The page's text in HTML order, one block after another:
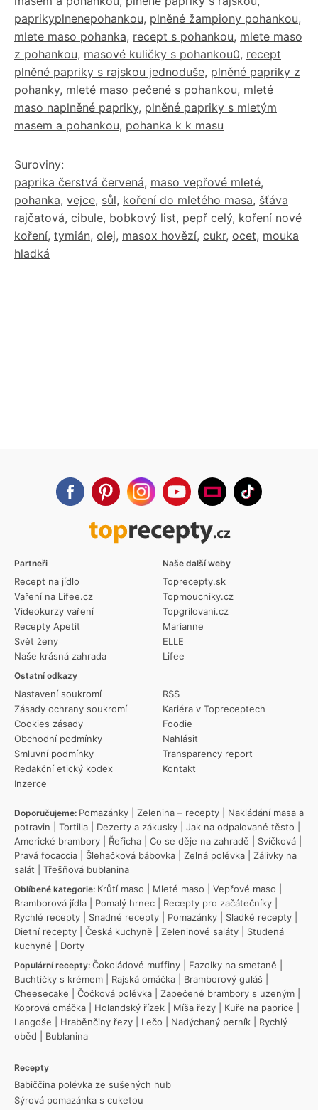
paprikyplnenepohankou, plněné žampiony pohankou,
mlete maso pohanka, recept s pohankou, mlete maso
z pohankou, masové kuličky s pohankou0, recept
plněné papriky s rajskou jednoduše, plněné papriky z
pohanky, mleté maso pečené s pohankou, mleté
maso naplněné papriky, plněné papriky s mletým
masem a pohankou, pohanka k k masu
Suroviny:
paprika čerstvá červená, maso vepřové mleté,
pohanka, vejce, sůl, koření do mletého masa, šťáva
rajčatová, cibule, bobkový list, pepř celý, koření nové
koření, tymián, olej, masox hovězí, cukr, ocet, mouka
hladká
Partneři
Recept na jídlo
Vaření na Lifee.cz
Videokurzy vaření
Recepty Apetit
Svět ženy
Naše krásná zahrada
Ostatní odkazy
Nastavení soukromí
Zásady ochrany soukromí
Cookies zásady
Obchodní podmínky
Smluvní podmínky
Redakční etický kodex
Inzerce
RSS
Kariéra v Topreceptech
Foodie
Nahlásit
Transparency report
Kontakt
Naše další weby
Toprecepty.sk
Topmoucniky.cz
Topgrilovani.cz
Marianne
ELLE
Lifee
Doporučujeme: Pomazánky Zelenina – recepty
Nakládání masa a
potravin
Tortilla Dezerty a zákusky Jak na odpalované těsto
Americké brambory
Řeřicha Co se děje na zahradě Svíčková
Pravá focaccia
Šlehačková bábovka Zelná polévka
Zálivky na
salát
Třešňová bublanina
Oblíbené kategorie: Krůtí maso Mleté maso Vepřové maso
Bramborová jídla
Pomalý hrnec Recepty pro začátečníky
Rychlé recepty
Snadné recepty Pomazánky Sladké recepty
Dietní recepty
Česká kuchyně Zeleninové saláty
Studená
kuchyně
Dorty
Populární recepty: Čokoládové muffiny Fazolky na smetaně
Buchtičky s krémem
Rajská omáčka Bramborový guláš
Cheesecake
Čočková polévka Zapečené brambory s uzeným
Koprová omáčka
Holandský řízek Míša řezy Kuře na paprice
Langoše
Hraběnčiny řezy Lečo Nadýchaný perník
Rychlý
oběd
Bublanina
Recepty
Babiččina polévka ze sušených hub
Sýrová pomazánka s cuketou